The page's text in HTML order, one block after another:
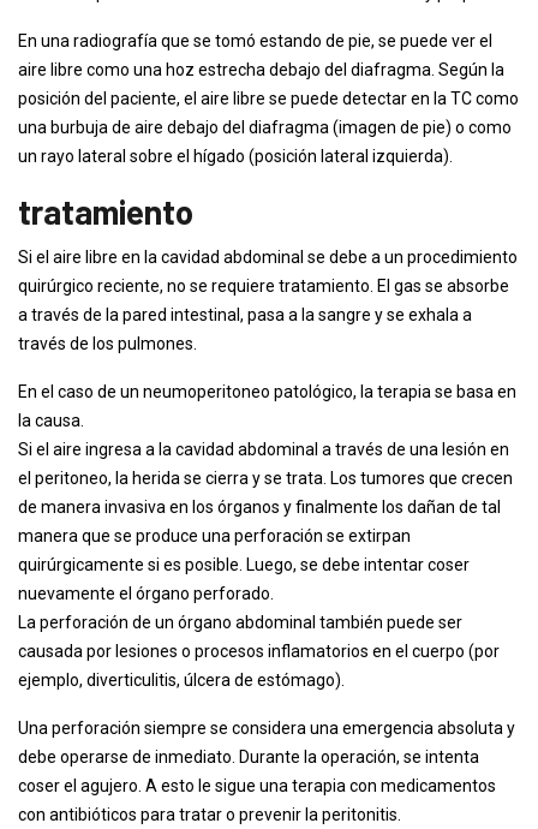
En una radiografía que se tomó estando de pie, se puede ver el
aire libre como una hoz estrecha debajo del diafragma. Según la
posición del paciente, el aire libre se puede detectar en la TC como
una burbuja de aire debajo del diafragma (imagen de pie) o como
un rayo lateral sobre el hígado (posición lateral izquierda).
tratamiento
Si el aire libre en la cavidad abdominal se debe a un procedimiento
quirúrgico reciente, no se requiere tratamiento. El gas se absorbe
a través de la pared intestinal, pasa a la sangre y se exhala a
través de los pulmones.
En el caso de un neumoperitoneo patológico, la terapia se basa en
la causa.
Si el aire ingresa a la cavidad abdominal a través de una lesión en
el peritoneo, la herida se cierra y se trata. Los tumores que crecen
de manera invasiva en los órganos y finalmente los dañan de tal
manera que se produce una perforación se extirpan
quirúrgicamente si es posible. Luego, se debe intentar coser
nuevamente el órgano perforado.
La perforación de un órgano abdominal también puede ser
causada por lesiones o procesos inflamatorios en el cuerpo (por
ejemplo, diverticulitis, úlcera de estómago).
Una perforación siempre se considera una emergencia absoluta y
debe operarse de inmediato. Durante la operación, se intenta
coser el agujero. A esto le sigue una terapia con medicamentos
con antibióticos para tratar o prevenir la peritonitis.